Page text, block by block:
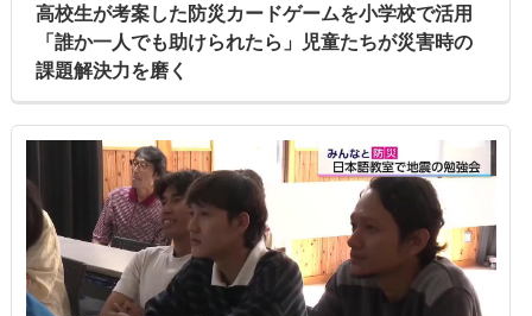
高校生が考案した防災カードゲームを小学校で活用
「誰か一人でも助けられたら」児童たちが災害時の
課題解決力を磨く